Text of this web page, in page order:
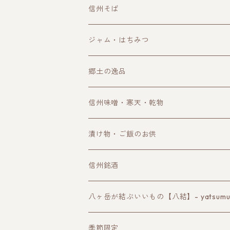
洋菓子
和菓子
信州そば
ジャム・はちみつ
郷土の逸品
信州味噌・寒天・乾物
漬け物・ご飯のお供
信州銘酒
諏訪の地酒
長野ワイン
八ヶ岳が結ぶいいもの【八結】-
季節限定